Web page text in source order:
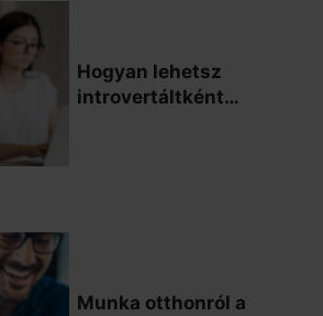
Hogyan lehetsz
introvertáltként
Munka otthonról a